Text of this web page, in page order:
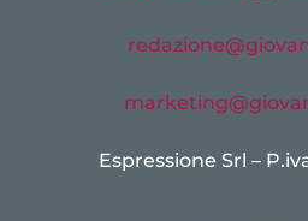
Espressione Srl –